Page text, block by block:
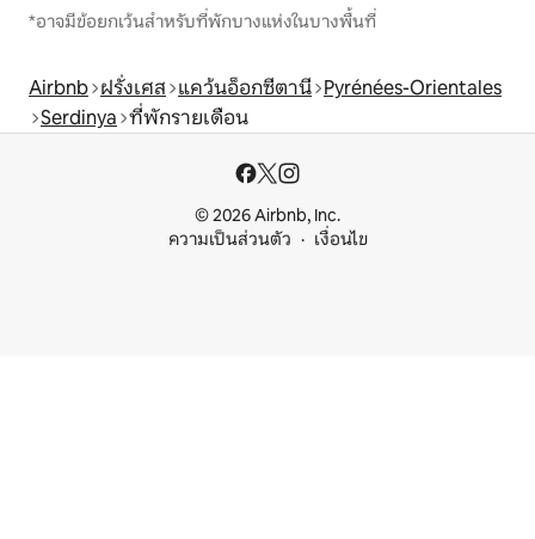
*อาจมีข้อยกเว้นสำหรับที่พักบางแห่งในบางพื้นที่
Airbnb ฝรั่งเศส แคว้นอ็อกซีตานี Pyrénées-Orientales
Serdinya ที่พักรายเดือน
© 2026 Airbnb, Inc.
ความเป็นส่วนตัว
เงื่อนไข